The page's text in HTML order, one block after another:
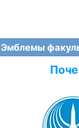
Эмблемы